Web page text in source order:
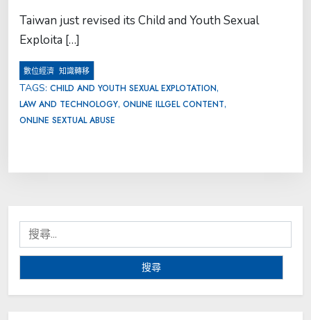
Taiwan just revised its Child and Youth Sexual
Exploita […]
數位經濟 知識轉移
TAGS: CHILD AND YOUTH SEXUAL EXPLOTATION,
LAW AND TECHNOLOGY, ONLINE ILLGEL CONTENT,
ONLINE SEXTUAL ABUSE
搜
尋